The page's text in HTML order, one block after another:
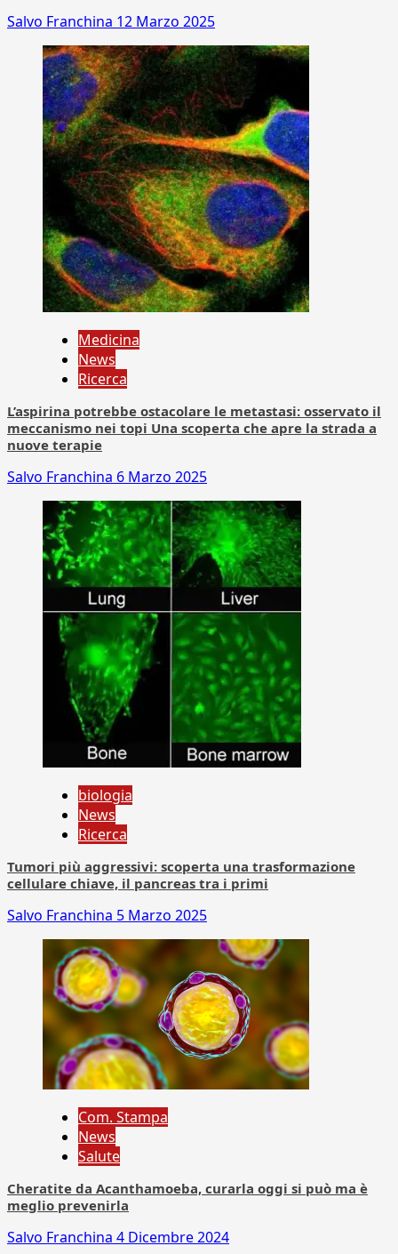
Salvo Franchina 12 Marzo 2025
Medicina
News
Ricerca
L’aspirina potrebbe ostacolare le metastasi: osservato il
meccanismo nei topi Una scoperta che apre la strada a
nuove terapie
Salvo Franchina 6 Marzo 2025
biologia
News
Ricerca
Tumori più aggressivi: scoperta una trasformazione
cellulare chiave, il pancreas tra i primi
Salvo Franchina 5 Marzo 2025
Com. Stampa
News
Salute
Cheratite da Acanthamoeba, curarla oggi si può ma è
meglio prevenirla
Salvo Franchina 4 Dicembre 2024